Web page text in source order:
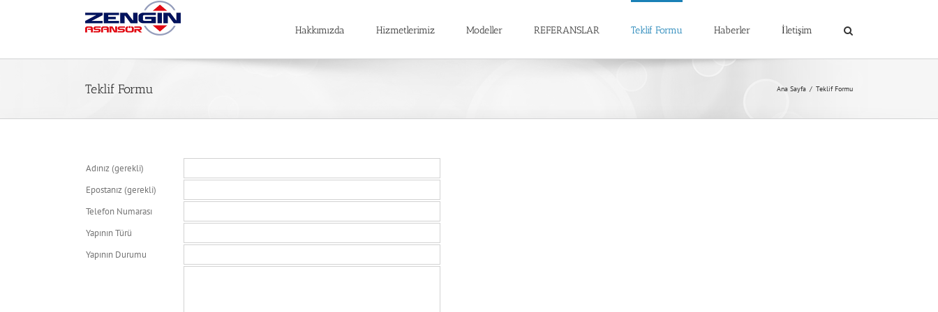
Hakkımızda Hizmetlerimiz Modeller REFERANSLAR Teklif Formu Haberler İletişim
Teklif Formu Ana Sayfa / Teklif Formu
Adınız (gerekli)
Epostanız (gerekli)
Telefon Numarası
Yapının Türü
Yapının Durumu